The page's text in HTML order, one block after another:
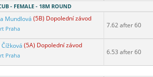
- FEMALE - 18M ROUND
Mundlová (5B) Dopolední závod
Praha 7.62 after 60
(5A) Dopolední závod
Praha 6.53 after 60